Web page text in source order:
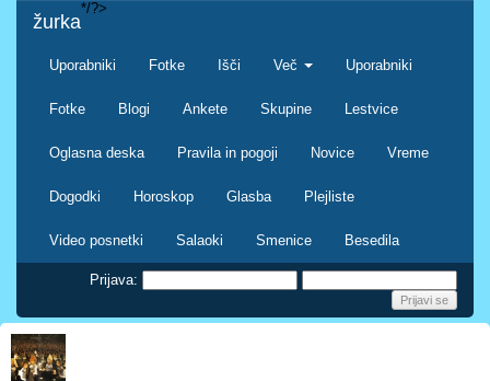
žurka
Uporabniki Fotke Išči Več Uporabniki
Fotke Blogi Ankete Skupine Lestvice
Oglasna deska Pravila in pogoji Novice Vreme
Dogodki Horoskop Glasba Plejliste
Video posnetki Salaoki Smenice Besedila
*/?>
Prijava: